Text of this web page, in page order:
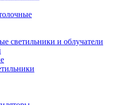
светильники и облучатели